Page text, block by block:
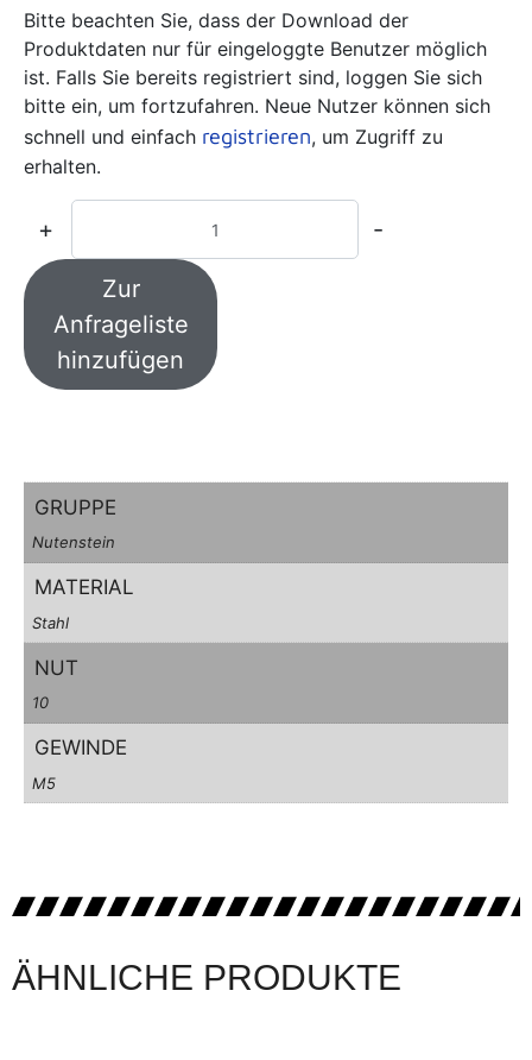
Bitte beachten Sie, dass der Download der
Produktdaten nur für eingeloggte Benutzer möglich
ist. Falls Sie bereits registriert sind, loggen Sie sich
bitte ein, um fortzufahren. Neue Nutzer können sich
schnell und einfach registrieren, um Zugriff zu
erhalten.
+ -
Zur
Anfrageliste
hinzufügen
GRUPPE
Nutenstein
MATERIAL
Stahl
NUT
10
GEWINDE
M5
ÄHNLICHE PRODUKTE